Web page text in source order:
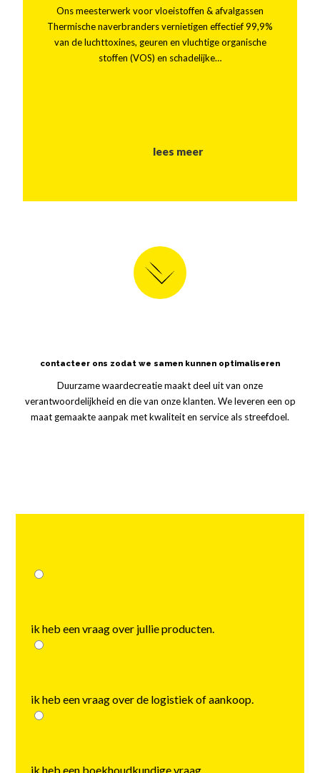
Ons meesterwerk voor vloeistoffen & afvalgassen
Thermische naverbranders vernietigen effectief 99,9%
van de luchttoxines, geuren en vluchtige organische
stoffen (VOS) en schadelijke…
lees meer
contacteer ons zodat we samen kunnen optimaliseren
Duurzame waardecreatie maakt deel uit van onze
verantwoordelijkheid en die van onze klanten. We leveren een op
maat gemaakte aanpak met kwaliteit en service als streefdoel.
ik heb een vraag over jullie producten.
ik heb een vraag over de logistiek of aankoop.
ik heb een boekhoudkundige vraag.